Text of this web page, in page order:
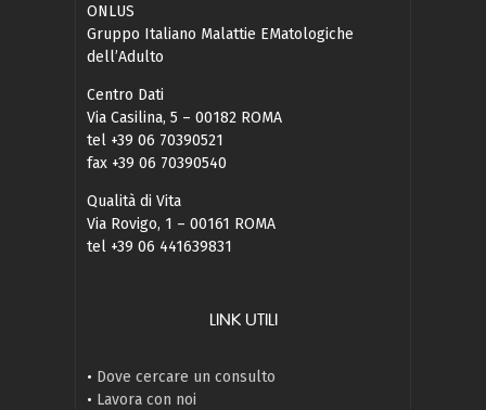
ONLUS
Gruppo Italiano Malattie EMatologiche
dell’Adulto
Centro Dati
Via Casilina, 5 – 00182 ROMA
tel +39 06 70390521
fax +39 06 70390540
Qualità di Vita
Via Rovigo, 1 – 00161 ROMA
tel +39 06 441639831
LINK UTILI
• Dove cercare un consulto
• Lavora con noi